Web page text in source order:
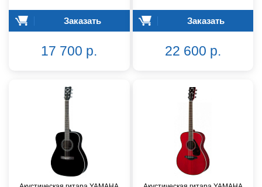
Заказать
17 700 р.
Заказать
22 600 р.